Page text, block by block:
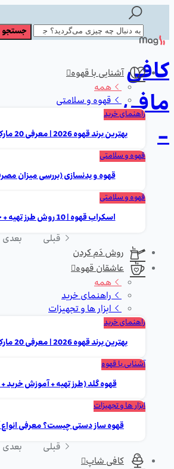
کافی
مافی
-
آشنایی با قهوه
همه
قهوه و سلامتی
راهنمای خرید
بهترین برند قهوه 2026 | معرفی 20 مارک برتر ایرانی و خارجی
قهوه و سلامتی
قهوه و بدنسازی (بررسی میزان
قهوه و سلامتی
اسکراب قهوه | 10 روش طرز تهیه + خواص و عوارض
قبلی
بعدی
روش دَم کردن
عاشقان قهوه
همه
راهنمای خرید
ابزار ها و تجهیزات
راهنمای خرید
بهترین برند قهوه 2026 | معرفی 20 مارک برتر ایرانی و خارجی
آشنایی با قهوه
قهوه گلد (طرز تهیه + آموزش خرید
ابزار ها و تجهیزات
قهوه ساز دستی چیست؟ معرفی انواع
قبلی
بعدی
کافی شاپ